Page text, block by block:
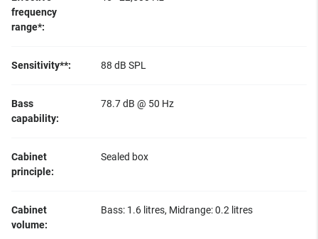
frequency
range*:
Sensitivity**: 88 dB SPL
Bass
capability:
78.7 dB @ 50 Hz
Cabinet
principle:
Sealed box
Cabinet
volume:
Bass: 1.6 litres, Midrange: 0.2 litres